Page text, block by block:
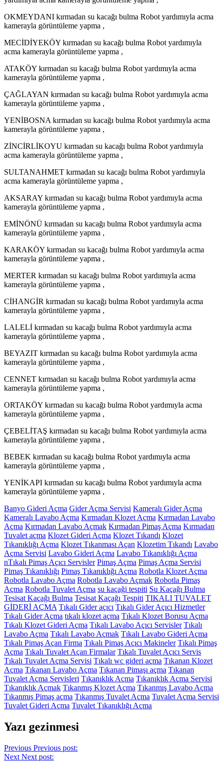
OKMEYDANI kırmadan su kacağı bulma Robot yardımıyla acma
kamerayla görüntüleme yapma ,
MECİDİYEKÖY kırmadan su kacağı bulma Robot yardımıyla
acma kamerayla görüntüleme yapma ,
ATAKÖY kırmadan su kacağı bulma Robot yardımıyla acma
kamerayla görüntüleme yapma ,
ÇAĞLAYAN kırmadan su kacağı bulma Robot yardımıyla acma
kamerayla görüntüleme yapma ,
YENİBOSNA kırmadan su kacağı bulma Robot yardımıyla acma
kamerayla görüntüleme yapma ,
ZİNCİRLİKOYU kırmadan su kacağı bulma Robot yardımıyla
acma kamerayla görüntüleme yapma ,
SULTANAHMET kırmadan su kacağı bulma Robot yardımıyla
acma kamerayla görüntüleme yapma ,
AKSARAY kırmadan su kacağı bulma Robot yardımıyla acma
kamerayla görüntüleme yapma ,
EMİNÖNÜ kırmadan su kacağı bulma Robot yardımıyla acma
kamerayla görüntüleme yapma ,
KARAKÖY kırmadan su kacağı bulma Robot yardımıyla acma
kamerayla görüntüleme yapma ,
MERTER kırmadan su kacağı bulma Robot yardımıyla acma
kamerayla görüntüleme yapma ,
CİHANGİR kırmadan su kacağı bulma Robot yardımıyla acma
kamerayla görüntüleme yapma ,
LALELİ kırmadan su kacağı bulma Robot yardımıyla acma
kamerayla görüntüleme yapma ,
BEYAZIT kırmadan su kacağı bulma Robot yardımıyla acma
kamerayla görüntüleme yapma ,
CENNET kırmadan su kacağı bulma Robot yardımıyla acma
kamerayla görüntüleme yapma ,
ORTAKÖY kırmadan su kacağı bulma Robot yardımıyla acma
kamerayla görüntüleme yapma ,
ÇEBELİTAŞ kırmadan su kacağı bulma Robot yardımıyla acma
kamerayla görüntüleme yapma ,
BEBEK kırmadan su kacağı bulma Robot yardımıyla acma
kamerayla görüntüleme yapma ,
YENİKAPI kırmadan su kacağı bulma Robot yardımıyla acma
kamerayla görüntüleme yapma ,
Banyo Gideri Açma Gider Açma Servisi Kameralı Gider Açma
Kameralı Lavabo Açma Kırmadan Klozet Açma Kırmadan Lavabo
Açma Kırmadan Lavabo Açmak Kırmadan Pimaş Açma Kırmadan
Tuvalet açma Klozet Gideri Açma Klozet Tıkandı Klozet
Tıkanıklığı Açma Klozet Tıkanması Açan Klozetim Tıkandı Lavabo
Açma Servisi Lavabo Gideri Açma Lavabo Tıkanıklığı Açma
nTıkalı Pimaş Açıcı Servisler Pimaş Açma Pimaş Açma Servisi
Pimaş Tıkanıklığı Pimaş Tıkanıklığı Açma Robotla Klozet Açma
Robotla Lavabo Açma Robotla Lavabo Açmak Robotla Pimaş
Açma Robotla Tuvalet Açma su kaçaği tespiti Su Kaçağı Bulma
Tesisat Kaçağı Bulma Tesisat Kaçağı Tespiti TIKALI TUVALET
GİDERİ AÇMA Tıkalı Gider açıcı Tıkalı Gider Açıcı Hizmetler
Tıkalı Gider Açma tıkalı klozet açma Tıkalı Klozet Borusu Açma
Tıkalı Klozet Gideri Açma Tıkalı Lavabo Açıcı Servisler Tıkalı
Lavabo Açma Tıkalı Lavabo Açmak Tıkalı Lavabo Gideri Açma
Tıkalı Pimaş Açan Firma Tıkalı Pimaş Açıcı Makineler Tıkalı Pimaş
Açma Tıkalı Tuvalet Açan Firmalar Tıkalı Tuvalet Açıcı Servis
Tıkalı Tuvalet Açma Servisi Tıkalı wc gideri açma Tıkanan Klozet
Açma Tıkanan Lavabo Açma Tıkanan Pimaşı açma Tıkanan
Tuvalet Açma Servisleri Tıkanıklık Açma Tıkanıklık Açma Servisi
Tıkanıklık Açmak Tıkanmış Klozet Açma Tıkanmış Lavabo Açma
Tıkanmış Pimaş açma Tıkanmış Tuvalet Açma Tuvalet Açma Servisi
Tuvalet Gideri Açma Tuvalet Tıkanıklığı Açma
Yazı gezinmesi
Previous Previous post:
Next Next post: